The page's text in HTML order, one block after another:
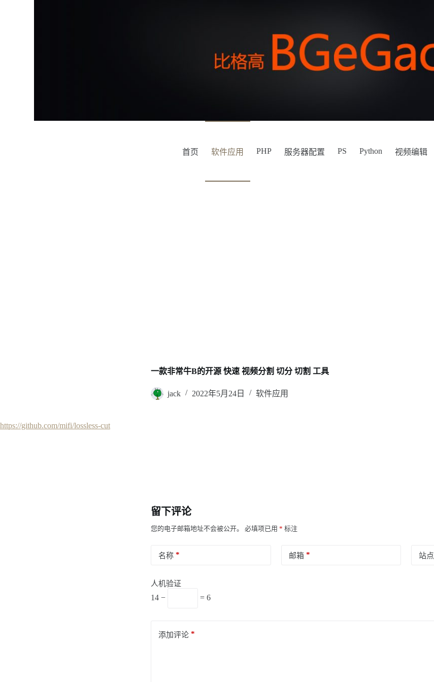
首页 软件应用 PHP 服务器配置 PS Python 视频编辑
一款非常牛B的开源 快速 视频分割 切分 切割 工具
jack 2022年5月24日 软件应用
https://github.com/mifi/lossless-cut
留下评论
您的电子邮箱地址不会被公开。 必填项已用 * 标注
名称 * 邮箱* 站点
人机验证
14 − = 6
添加评论 *